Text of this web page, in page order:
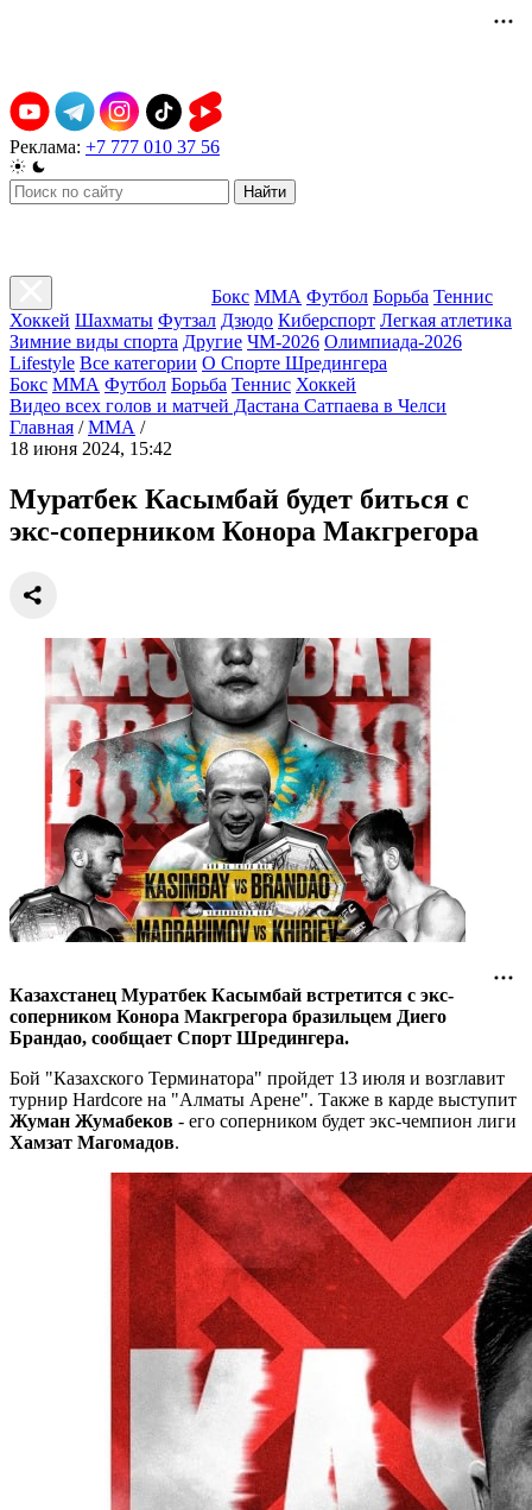
Реклама: +7 777 010 37 56
Бокс ММА Футбол Борьба Теннис
Хоккей Шахматы Футзал Дзюдо Киберспорт
Зимние виды спорта Другие ЧМ-2026 Олимпиада-2026
Lifestyle Все категории
О Спорте Шредингера
Бокс ММА Футбол
Главная
ММА
18 июня 2024, 15:42
экс-соперником Конора Макгрегора
Казахстанец Муратбек Касымбай встретится с экс-
соперником Конора Макгрегора бразильцем Диего
Брандао, сообщает Спорт Шредингера.
Бой "Казахского Терминатора" пройдет 13 июля и возглавит
турнир Hardcore на "Алматы Арене". Также в карде выступит
Жуман Жумабеков
- его соперником будет экс-чемпион лиги
Хамзат Магомадов